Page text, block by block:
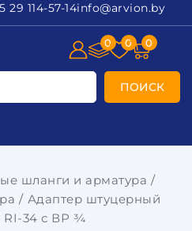
29 114-57-14info@arvion.by
ПОИСК
0 0 0
шланги и арматура
Адаптер штуцерный
34 с ВР ¾